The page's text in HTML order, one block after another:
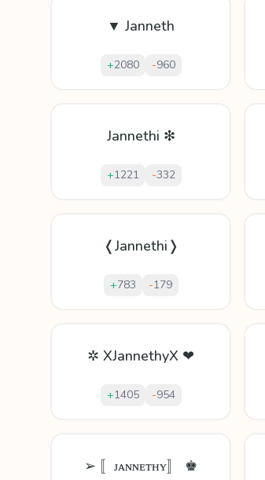
▼ Janneth
+2080 -960
Jannethi ❇
+1221 -332
❬Jannethi❭
+783 -179
✲ XJannethyX ❤
+1405 -954
➢ 〚ᴊᴀɴɴᴇᴛʜʏ〛 ♚